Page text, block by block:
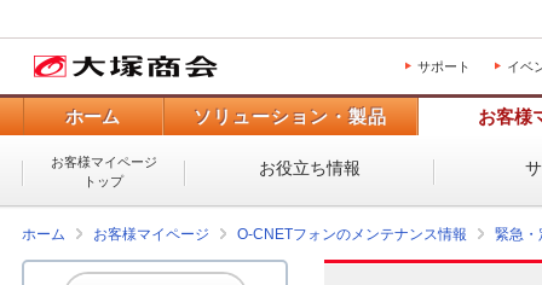
サポート イベ
ホーム ソリューション・製品 お客様
お客様マイページ
トップ
お役立ち情報
ホーム お客様マイページ O-CNETフォンのメンテナンス情報 緊急・